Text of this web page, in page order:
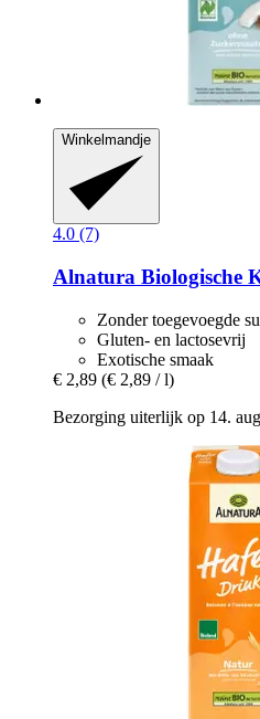
Winkelmandje
4.0 (7)
Alnatura Biologische
Zonder toegevoegde
Gluten- en lactosevrij
Exotische smaak
€ 2,89 (€ 2,89 / l)
Bezorging uiterlijk op 14.